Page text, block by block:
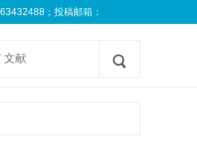
；投稿邮箱：